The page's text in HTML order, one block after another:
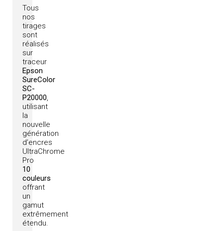
Tous
nos
tirages
sont
réalisés
sur
traceur
Epson
SureColor
SC-
P20000,
utilisant
la
nouvelle
génération
d’encres
UltraChrome
Pro
10
couleurs
offrant
un
gamut
extrêmement
étendu.